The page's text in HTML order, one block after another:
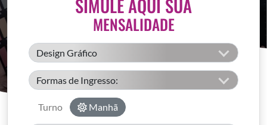
SIMULE AQUI SUA
MENSALIDADE
Turno Manhã